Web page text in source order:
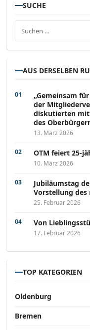
SUCHE
Suchen nach:
AUS DERSELBEN
„Gemeinsam
der
diskutierten mit
des
13. März 2026
OTM feiert 25-
10. März 2026
Jubiläumstag
Vorstellung des
25. Februar 2026
Von
17. Februar 2026
TOP KATEGORIEN
Oldenburg
Bremen